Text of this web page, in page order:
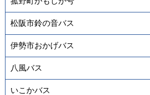
松阪市鈴の音バス
伊勢市おかげバス
八風バス
いこかバス